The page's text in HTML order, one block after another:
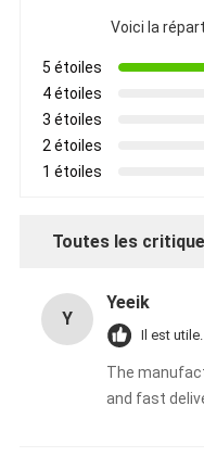
Voici la
5 étoiles
4 étoiles
3 étoiles
2 étoiles
1 étoiles
Toutes les
Y
Yeeik
Il est
The
and fast